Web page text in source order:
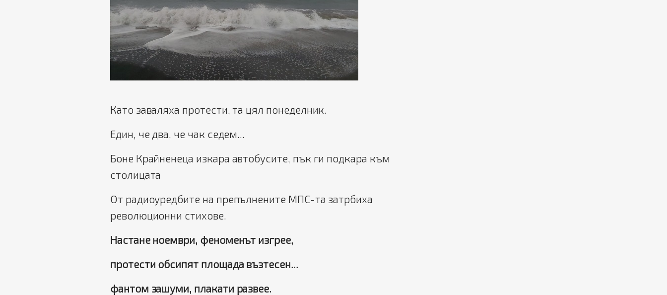
Като заваляха протести, та цял понеделник.
Един, че два, че чак седем...
Боне Крайненеца изкара автобусите, пък ги подкара към
столицата
От радиоуредбите на препълнените МПС-та затрбиха
революционни стихове.
Настане ноември, феноменът изгрее,
протести обсипят площада възтесен...
фантом зашуми, плакати развее.